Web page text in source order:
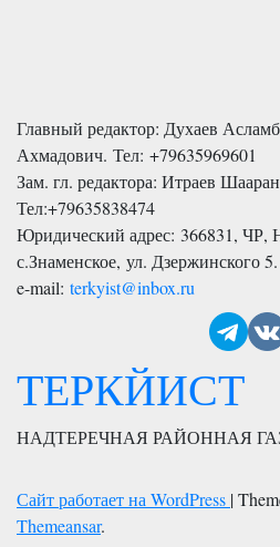
Главный редактор: Духаев
Ахмадович. Тел: +79635969601
Зам. гл. редактора: Итраев
Тел:+79635838474
Юридический адрес: 366831, ЧР,
с.Знаменское, ул. Дзержинского 5.
e-mail: terkyist@inbox.ru
ТЕРКЙИСТ
НАДТЕРЕЧНАЯ РАЙОННАЯ
Сайт работает на WordPress |
Themeansar.